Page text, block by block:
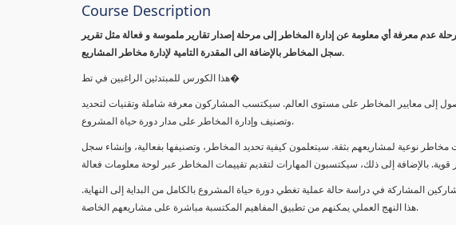
Course Description
من مرحلة عدم معرفة أي معلومة عن إدارة المخاطر إلى مرحلة إصدار تقارير ملموسة و فعالة مثل تقرير
سجل المخاطر بالإضافة الى المقدرة التامية لإدارة مخاطر المشاريع.
هذا الكورس للمبتدئين الراغبين في تط�
الوصول إلى معايير المخاطر على مستوى العالم. سيكتسب المشاركون معرفة شاملة وتقنيات لتحديد
وتصنيف وإدارة المخاطر على مدار دورة حياة المشروع.
مخاطر نوعية لمشاريعهم بثقة. سيتعلمون كيفية تحديد المخاطر، وتصنيفها بفعالية، وإنشاء سجل
المشاركة في دراسة حالة عملية تغطي دورة حياة المشروع بالكامل من البداية إلى النهاية.
هذا النهج العملي يمكنهم من تطبيق المفاهيم المكتسبة مباشرة على مشاريعهم الخاصة.